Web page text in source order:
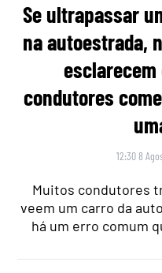
Se ultrapassar
na autoestrada,
condutores
12:30 8
Muitos condutores
veem um carro da
há um erro comum